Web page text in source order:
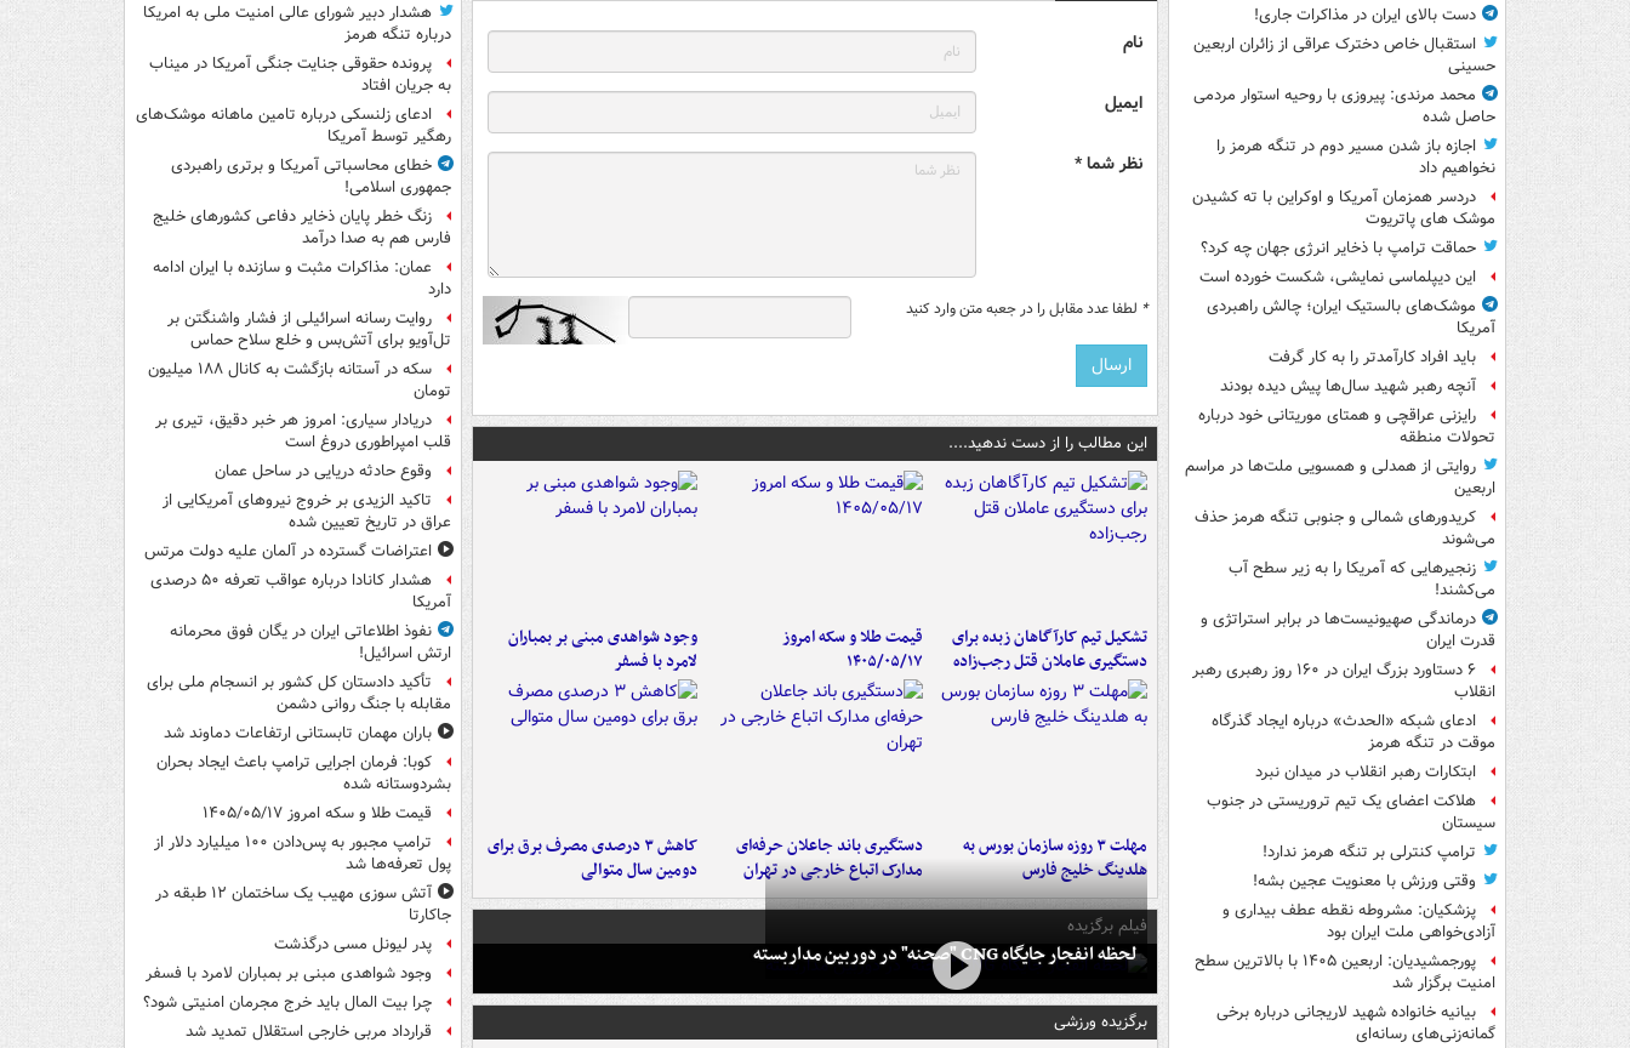
دست بالای ایران در مذاکرات جاری!
استقبال خاص دخترک عراقی از زائران اربعین
حسینی
محمد مرندی: پیروزی با روحیه استوار مردمی
حاصل شده
اجازه باز شدن مسیر دوم در تنگه هرمز را
نخواهیم داد
دردسر همزمان آمریکا و اوکراین با ته کشیدن
موشک های پاتریوت
حماقت ترامپ با ذخایر انرژی جهان چه کرد؟
این دیپلماسی نمایشی، شکست خورده است
موشک‌های بالستیک ایران؛ چالش راهبردی
آمریکا
باید افراد کارآمدتر را به کار گرفت
آنچه رهبر شهید سال‌ها پیش دیده بودند
رایزنی عراقچی و همتای موریتانی خود درباره
تحولات منطقه
روایتی از همدلی و همسویی ملت‌ها در مراسم
اربعین
کریدورهای شمالی و جنوبی تنگه هرمز حذف
می‌شوند
زنجیرهایی که آمریکا را به زیر سطح آب
می‌کشند!
درماندگی صهیونیست‌ها در برابر استراتژی و
قدرت ایران
۶ دستاورد بزرگ ایران در ۱۶۰ روز رهبری رهبر
انقلاب
ادعای شبکه «الحدث» درباره ایجاد گذرگاه
موقت در تنگه هرمز
ابتکارات رهبر انقلاب در میدان نبرد
هلاکت اعضای یک تیم تروریستی در جنوب
سیستان
ترامپ کنترلی بر تنگه هرمز ندارد!
وقتی ورزش با معنویت عجین بشه!
پزشکیان: مشروطه نقطه عطف بیداری و
آزادی‌خواهی ملت ایران بود
پورجمشیدیان: اربعین ۱۴۰۵ با بالاترین سطح
امنیت برگزار شد
بیانیه خانواده شهید لاریجانی درباره برخی
گمانه‌زنی‌های رسانه‌ای
نام
ایمیل
نظر شما *
* لطفا عدد مقابل را در جعبه متن وارد کنید
این مطالب را از دست ندهید....
تشکیل تیم کارآگاهان زبده برای
دستگیری عاملان قتل رجب‌زاده
قیمت طلا و سکه امروز
۱۴۰۵/۰۵/۱۷
وجود شواهدی مبنی بر بمباران
لامرد با فسفر
مهلت ۳ روزه سازمان بورس به
هلدینگ خلیج فارس
دستگیری باند جاعلان حرفه‌ای
مدارک اتباع خارجی در تهران
کاهش ۳ درصدی مصرف برق برای
دومین سال متوالی
فیلم برگزیده
لحظه انفجار جایگاه CNG "صحنه" در دوربین مداربسته
برگزیده ورزشی
هشدار دبیر شورای عالی امنیت ملی به امریکا
درباره تنگه هرمز
پرونده حقوقی جنایت جنگی آمریکا در میناب
به جریان افتاد
ادعای زلنسکی درباره تامین ماهانه موشک‌های
رهگیر توسط آمریکا
خطای محاسباتی آمریکا و برتری راهبردی
جمهوری اسلامی!
زنگ خطر پایان ذخایر دفاعی کشورهای خلیج
فارس هم به صدا درآمد
عمان: مذاکرات مثبت و سازنده با ایران ادامه
دارد
روایت رسانه اسرائیلی از فشار واشنگتن بر
تل‌آویو برای آتش‌بس و خلع سلاح حماس
سکه در آستانه بازگشت به کانال ۱۸۸ میلیون
تومان
دریادار سیاری: امروز هر خبر دقیق، تیری بر
قلب امپراطوری دروغ است
وقوع حادثه دریایی در ساحل عمان
تاکید الزیدی بر خروج نیروهای آمریکایی از
عراق در تاریخ تعیین شده
اعتراضات گسترده در آلمان علیه دولت مرتس
هشدار کانادا درباره عواقب تعرفه ۵۰ درصدی
آمریکا
نفوذ اطلاعاتی ایران در یگان فوق محرمانه
ارتش اسرائیل!
تأکید دادستان کل کشور بر انسجام ملی برای
مقابله با جنگ روانی دشمن
باران مهمان تابستانی ارتفاعات دماوند شد
کوبا: فرمان اجرایی ترامپ باعث ایجاد بحران
بشردوستانه شده
قیمت طلا و سکه امروز ۱۴۰۵/۰۵/۱۷
ترامپ مجبور به پس‌دادن ۱۰۰ میلیارد دلار از
پول تعرفه‌ها شد
آتش سوزی مهیب یک ساختمان ۱۲ طبقه در
جاکارتا
پدر لیونل مسی درگذشت
وجود شواهدی مبنی بر بمباران لامرد با فسفر
چرا بیت المال باید خرج مجرمان امنیتی شود؟
قرارداد مربی خارجی استقلال تمدید شد